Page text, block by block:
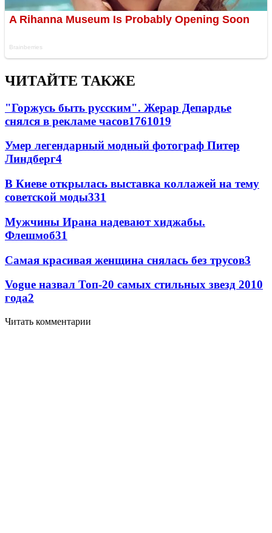
ЧИТАЙТЕ ТАКЖЕ
"Горжусь быть русским". Жерар Депардье
снялся в рекламе часов1761019
Умер легендарный модный фотограф Питер
Линдберг4
В Киеве открылась выставка коллажей на тему
советской моды331
Мужчины Ирана надевают хиджабы.
Флешмоб31
Самая красивая женщина снялась без трусов3
Vogue назвал Топ-20 самых стильных звезд 2010
года2
Читать комментарии